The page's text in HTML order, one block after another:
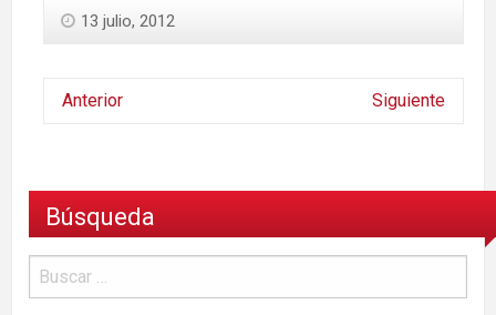
13 julio, 2012
Anterior Siguiente
Búsqueda